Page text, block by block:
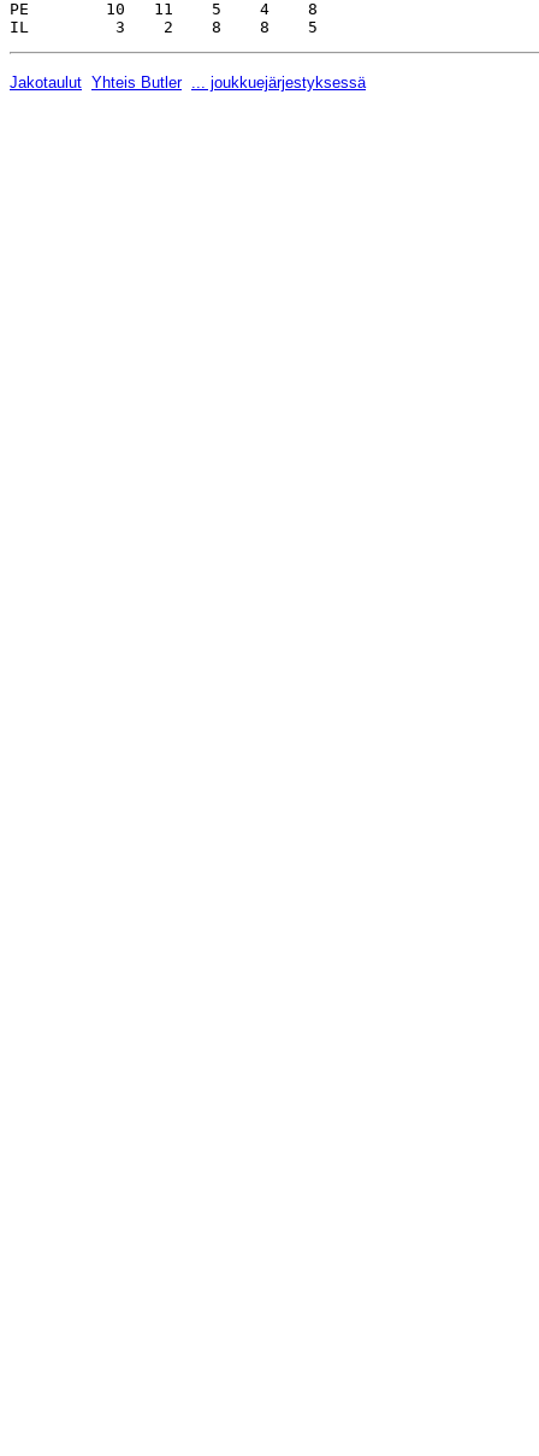
Jakotaulut Yhteis Butler ... joukkuejärjestyksessä